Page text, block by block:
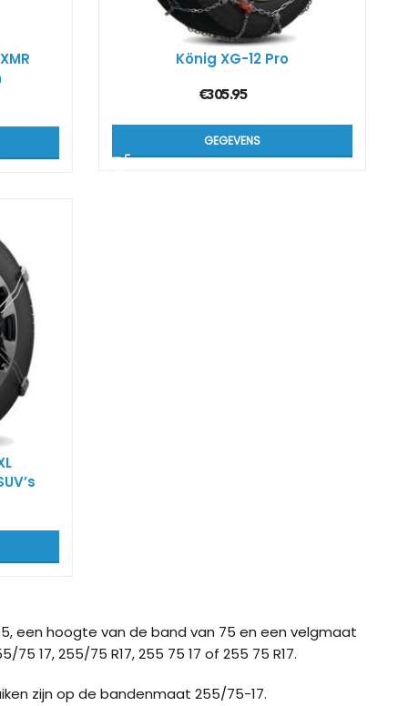
König XG-12 Pro
€305.95
GEGEVENS
een hoogte van de band van 75 en een velgmaat
17, 255/75 R17, 255 75 17 of 255 75 R17.
zijn op de bandenmaat 255/75-17.